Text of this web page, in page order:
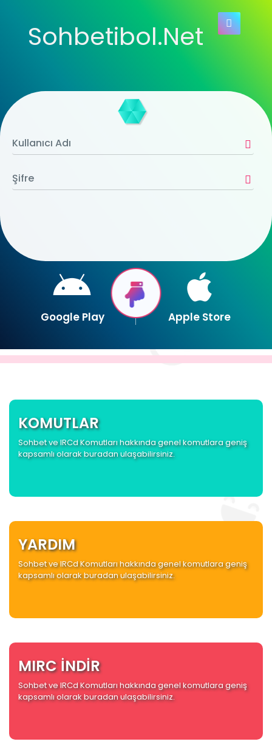
Sohbetibol.Net
Google Play Apple Store
KOMUTLAR
Sohbet ve IRCd Komutları hakkında genel komutlara geniş
kapsamlı olarak buradan ulaşabilirsiniz.
YARDIM
Sohbet ve IRCd Komutları hakkında genel komutlara geniş
kapsamlı olarak buradan ulaşabilirsiniz.
MIRC İNDİR
Sohbet ve IRCd Komutları hakkında genel komutlara geniş
kapsamlı olarak buradan ulaşabilirsiniz.